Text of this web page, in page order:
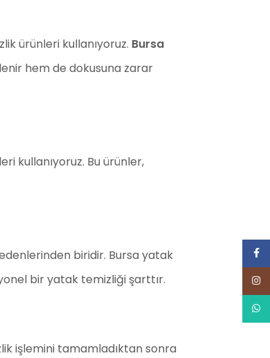
ürünleri kullanıyoruz. Bursa
hem de dokusuna zarar
kullanıyoruz. Bu ürünler,
biridir. Bursa yatak
bir yatak temizliği şarttır.
işlemini tamamladıktan sonra